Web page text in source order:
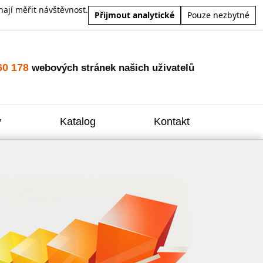
měřit návštěvnost.
Přijmout analytické Pouze nezbytné
178 webových stránek našich uživatelů
Katalog Kontakt